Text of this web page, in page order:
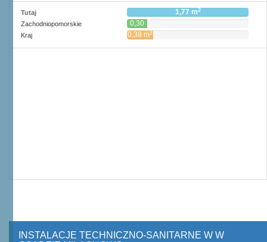
Tutaj 1,77 m2
Zachodniopomorskie
0,30
m2
Kraj 0,38 m2
INSTALACJE TECHNICZNO-SANITARNE W W